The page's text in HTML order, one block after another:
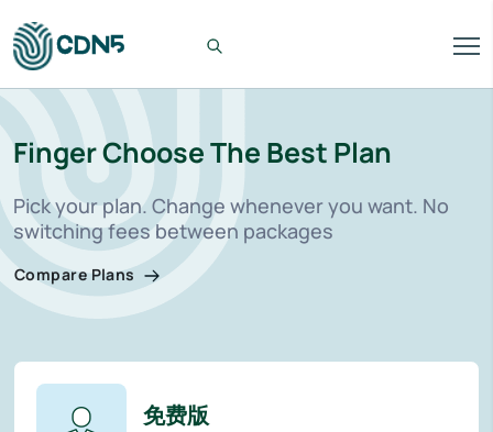
Finger Choose The Best Plan
Pick your plan. Change whenever you want. No
switching fees between packages
Compare Plans
免费版